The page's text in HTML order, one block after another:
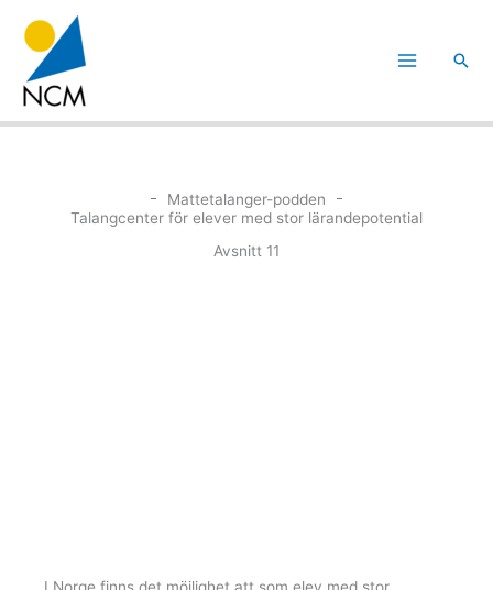
innehåll
Sök
Mattetalanger-podden
Talangcenter för elever med stor lärandepotential
Avsnitt 11